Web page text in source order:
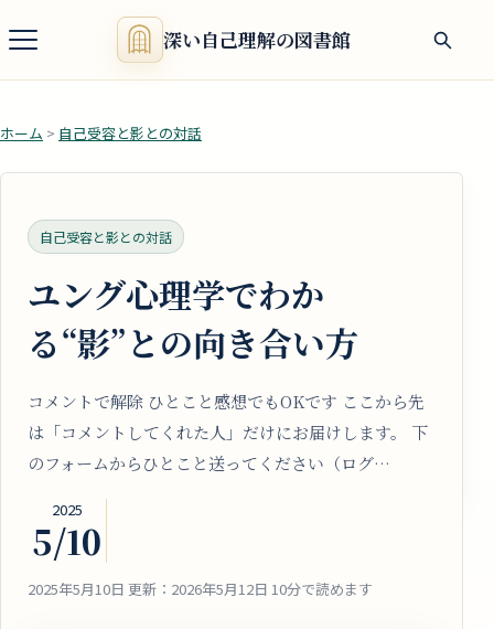
深い自己理解の図書館
ホーム > 自己受容と影との対話
自己受容と影との対話
ユング心理学でわか
る“影”との向き合い方
コメントで解除 ひとこと感想でもOKです ここから先
は「コメントしてくれた人」だけにお届けします。 下
のフォームからひとこと送ってください（ログ…
2025
5/10
2025年5月10日 更新：2026年5月12日 10分で読めます